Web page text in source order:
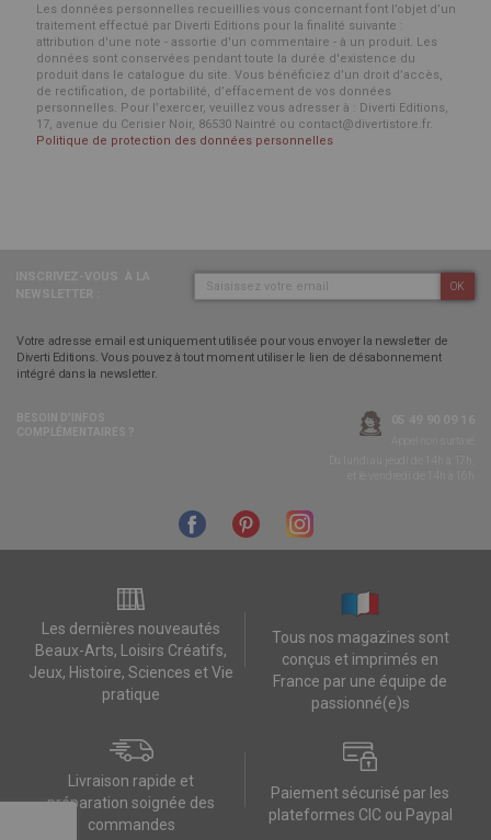
Les données personnelles recueillies vous concernant font l’objet d’un
traitement effectué par Diverti Editions pour la finalité suivante :
attribution d'une note - assortie d'un commentaire - à un produit. Les
données sont conservées pendant toute la durée d'existence du
produit dans le catalogue du site. Vous bénéficiez d’un droit d’accès,
de rectification, de portabilité, d’effacement de vos données
personnelles. Pour l’exercer, veuillez vous adresser à : Diverti Editions,
17, avenue du Cerisier Noir, 86530 Naintré ou contact@divertistore.fr.
Politique de protection des données personnelles
OK
Votre adresse email est uniquement utilisée pour vous envoyer la newsletter de
Diverti Editions. Vous pouvez à tout moment utiliser le lien de désabonnement
intégré dans la newsletter.
Les dernières nouveautés
Beaux-Arts, Loisirs Créatifs,
Jeux, Histoire, Sciences et Vie
pratique
Tous nos magazines sont
conçus et imprimés en
France par une équipe de
passionné(e)s
Livraison rapide et
préparation soignée des
commandes
Paiement sécurisé par les
plateformes CIC ou Paypal